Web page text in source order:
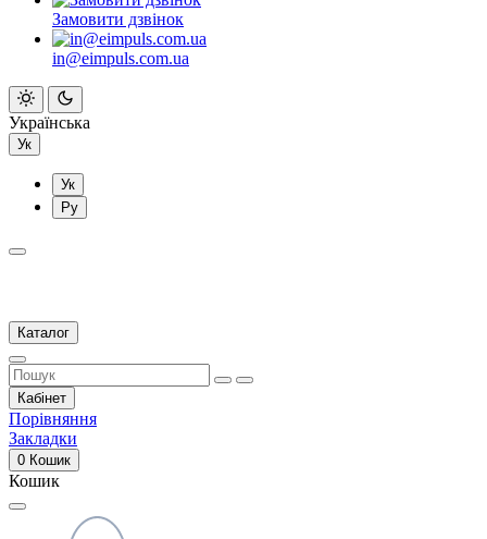
Замовити дзвінок
in@eimpuls.com.ua
Українська
Ук
Ук
Ру
Каталог
Кабінет
Порівняння
Закладки
0 Кошик
Кошик